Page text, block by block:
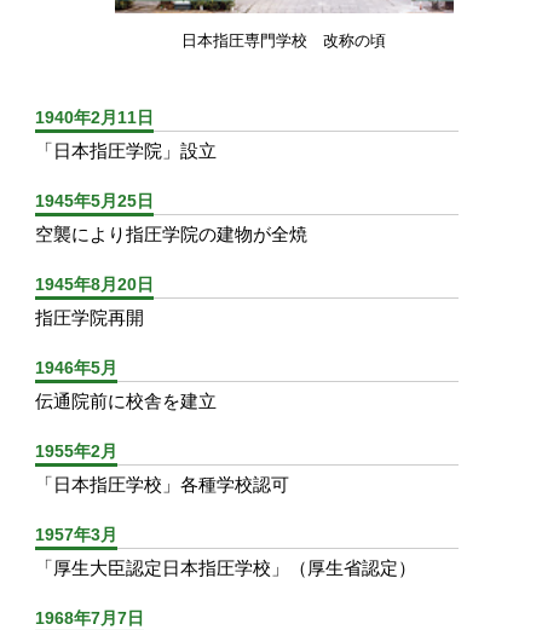
日本指圧専門学校 改称の頃
1940年2月11日
「日本指圧学院」設立
1945年5月25日
空襲により指圧学院の建物が全焼
1945年8月20日
指圧学院再開
1946年5月
伝通院前に校舎を建立
1955年2月
「日本指圧学校」各種学校認可
1957年3月
「厚生大臣認定日本指圧学校」（厚生省認定）
1968年7月7日